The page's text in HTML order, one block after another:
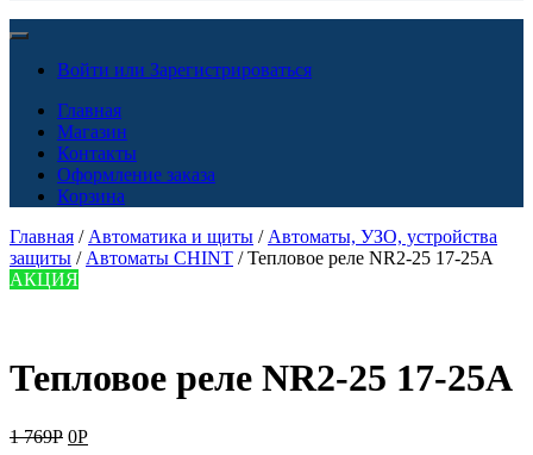
Войти или Зарегистрироваться
Главная
Магазин
Контакты
Оформление заказа
Корзина
Главная / Автоматика и щиты / Автоматы, УЗО, устройства
защиты / Автоматы CHINT / Тепловое реле NR2-25 17-25A
АКЦИЯ
Тепловое реле NR2-25 17-25A
1 769Р 0Р